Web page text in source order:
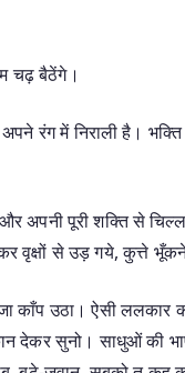
चढ़ बैठेंगे।
रंग में निराली है।
अपनी पूरी शक्ति से
वृक्षों से उड़ गये, कुत्ते
काँप उठा। ऐसी
देकर सुनो। साधुओं की